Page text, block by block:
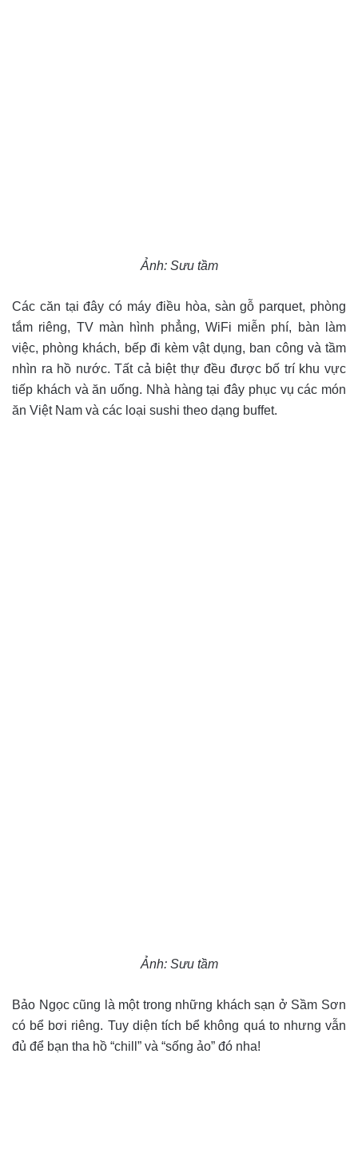
Ảnh: Sưu tầm
Các căn tại đây có máy điều hòa, sàn gỗ parquet, phòng
tắm riêng, TV màn hình phẳng, WiFi miễn phí, bàn làm
việc, phòng khách, bếp đi kèm vật dụng, ban công và tầm
nhìn ra hồ nước. Tất cả biệt thự đều được bố trí khu vực
tiếp khách và ăn uống. Nhà hàng tại đây phục vụ các món
ăn Việt Nam và các loại sushi theo dạng buffet.
Ảnh: Sưu tầm
Bảo Ngọc cũng là một trong những khách sạn ở Sầm Sơn
có bể bơi riêng. Tuy diện tích bể không quá to nhưng vẫn
đủ để bạn tha hồ “chill” và “sống ảo” đó nha!